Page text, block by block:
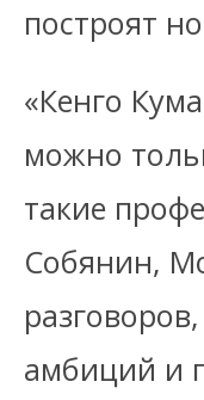
построят
«Кенго
можно
такие
Собянин,
амбиций и